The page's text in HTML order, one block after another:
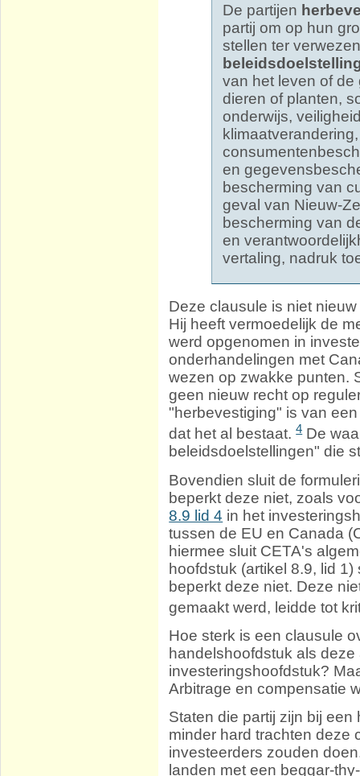
De partijen
partij om op hun
stellen ter
van het leven of
dieren of planten,
onderwijs,
en
bescherming van
geval van Nieuw-
bescherming van
en
vertaling, nadruk
Deze clausule is niet
Hij heeft vermoedelijk de
werd opgenomen in
onderhandelingen met
wezen op zwakke punten.
geen nieuw recht op
"herbevestiging" is van
dat het al bestaat.4De
beleidsdoelstellingen" die
Bovendien sluit de
beperkt deze niet, zoals
8.9 lid 4 in het
tussen de EU en Canada
hiermee sluit CETA's
hoofdstuk (artikel 8.9, lid
beperkt deze niet. Deze
gemaakt werd, leidde tot
Hoe sterk is een clausule
handelshoofdstuk als
investeringshoofdstuk?
Arbitrage en compensatie
Staten die partij zijn bij
minder hard trachten deze
investeerders zouden
landen met een beggar-